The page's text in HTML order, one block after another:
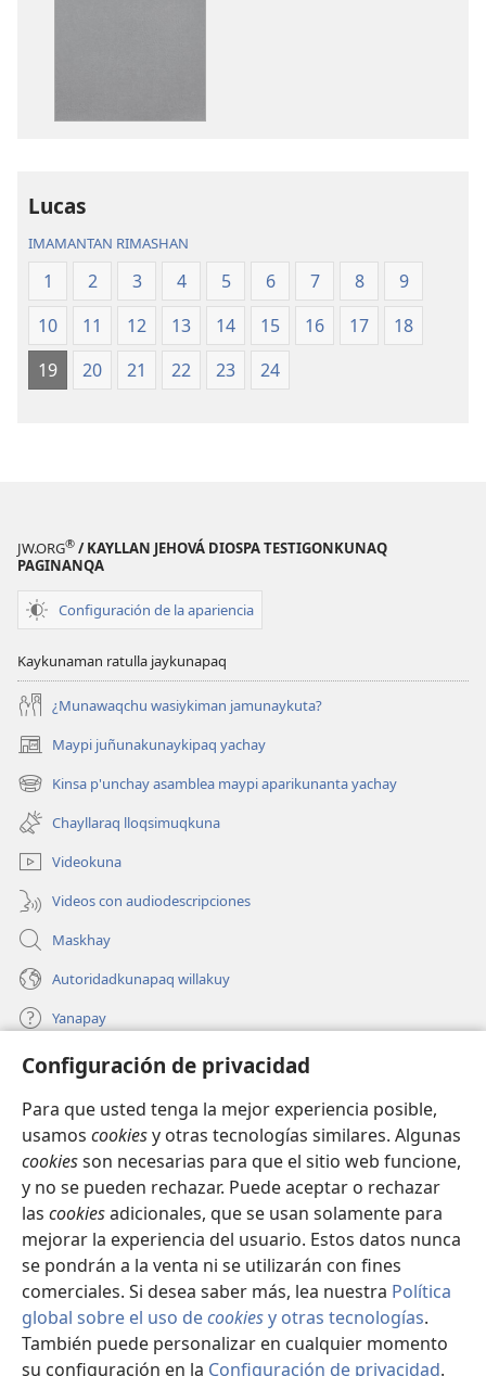
Configuración de privacidad
Para que usted tenga la mejor experiencia posible,
usamos cookiesy otras tecnologías similares. Algunas
cookiesson necesarias para que el sitio web funcione,
y no se pueden rechazar. Puede aceptar o rechazar
las cookiesadicionales, que se usan solamente para
mejorar la experiencia del usuario. Estos datos nunca
se pondrán a la venta ni se utilizarán con fines
comerciales. Si desea saber más, lea nuestra Política
global sobre el uso decookiesy otras tecnologías.
También puede personalizar en cualquier momento
su configuración en la Configuración de privacidad.
Lucas
IMAMANTAN RIMASHAN
1 2 3 4 5 6 7 8
9
10
11 12 13 14 15 16 17
18
19
20 21 22 23 24
JW.ORG® / KAYLLAN JEHOVÁ DIOSPA TESTIGONKUNAQ
PAGINANQA
Configuración de la apariencia
Kaykunaman ratulla jaykunapaq
¿Munawaqchu wasiykiman jamunaykuta?
Maypi juñunakunaykipaq yachay
(abre
una
nueva
ventana)
Kinsa p'unchay asamblea maypi aparikunanta yachay
(abre
una
nueva
ventana)
Chayllaraq lloqsimuqkuna
Videokuna
Videos con audiodescripciones
Maskhay
Autoridadkunapaq willakuy
Yanapay
Donacionta churanapaq
una
ventana)
INTERNETPI QELQANCHISKUNA Watchtower™
(abre
una
nueva
ventana)
JW Hub
(abre
una
nueva
ventana)
JW Library ®
Copyright© 2026 Watch Tower Bible and Tract Society of Pennsylvania.
IMATAN RUWAWAQ IMATAN MANA|DATOSKUNATA